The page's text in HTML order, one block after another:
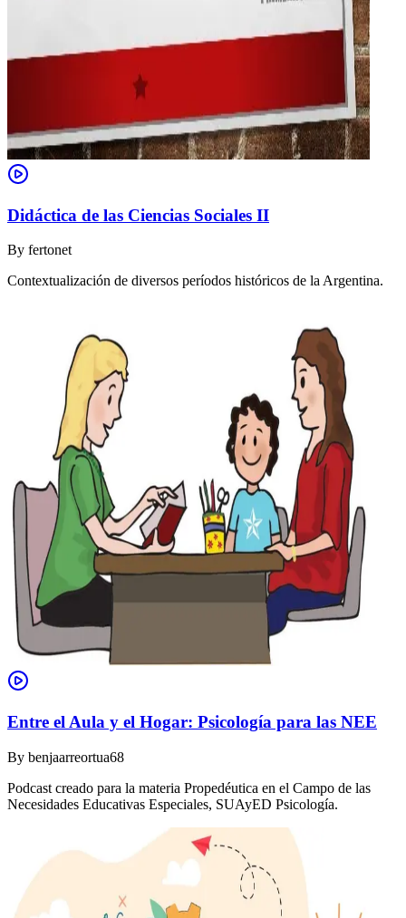
Didáctica de las Ciencias Sociales II
By fertonet
Contextualización de diversos períodos históricos de la Argentina.
Entre el Aula y el Hogar: Psicología para las NEE
By benjaarreortua68
Podcast creado para la materia Propedéutica en el Campo de las
Necesidades Educativas Especiales, SUAyED Psicología.